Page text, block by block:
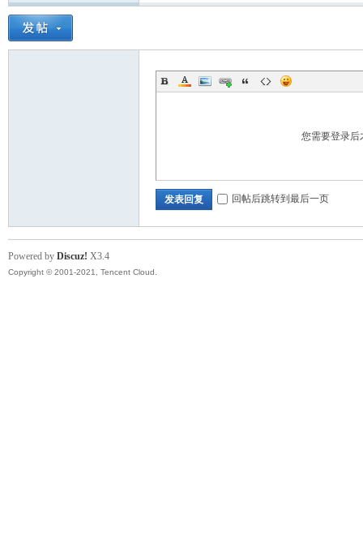
您需要登录
发表回复 回帖后跳转到最后一页
Powered by Discuz! X3.4
Copyright © 2001-2021, Tencent Cloud.